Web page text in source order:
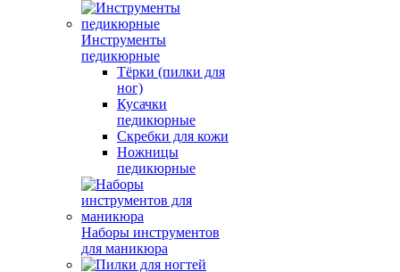
Инструменты
педикюрные
Тёрки (пилки для
ног)
Кусачки
педикюрные
Скребки для кожи
Ножницы
педикюрные
Наборы инструментов
для маникюра